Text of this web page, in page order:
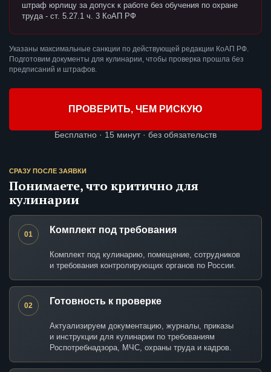
штраф юрлицу за допуск к работе без обучения по охране
труда - ст. 5.27.1 ч. 3 КоАП РФ
Указаны максимальные санкции по действующей редакции КоАП РФ.
Подготовим документы для кулинарии, чтобы проверка прошла без
предписаний и штрафов.
ПРОВЕРИТЬ, ЧЕМ РИСКУЮ
Бесплатно · 15 минут · без обязательств
СРАЗУ ПОСЛЕ ЗАЯВКИ
Понимаете, что критично для
кулинарии
01 Комплект под требования
Комплект под кулинарию, помещение, сотрудников
и требования контролирующих органов по России.
02 Готовность к проверке
Актуализируем документацию, журналы, приказы
и инструкции для кулинарии по требованиям
Роспотребнадзора, МЧС, охраны труда и кадров.